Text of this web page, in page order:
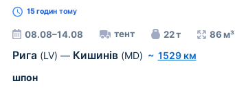
15 годинтому
08.08–14.08 тент 22 т 86 м³
Рига (LV) — Кишинів (MD) ~ 1529 км
шпон